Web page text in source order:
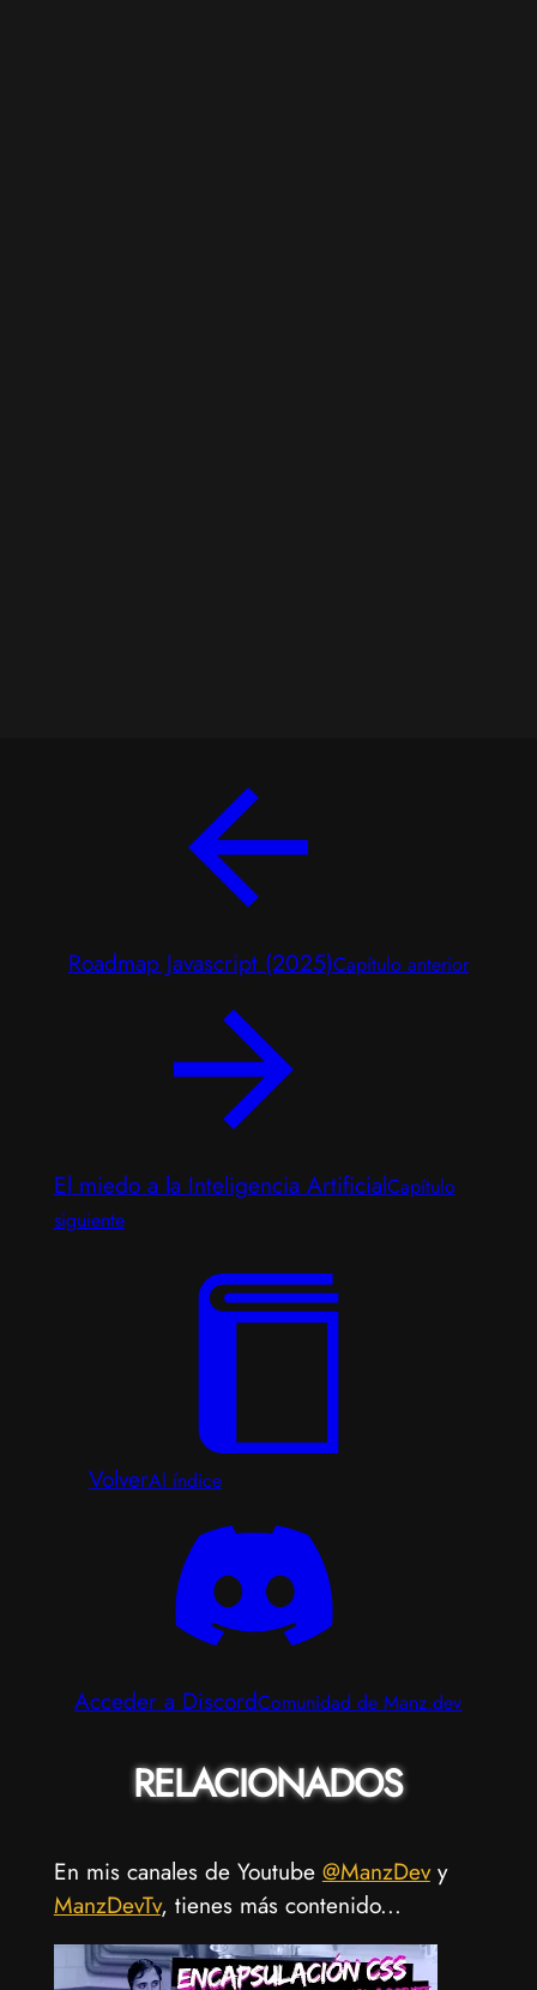
Roadmap Javascript (2025)Capítulo anterior
El miedo a la Inteligencia ArtificialCapítulo
siguiente
VolverAl índice
Acceder a DiscordComunidad de Manz.dev
RELACIONADOS
En mis canales de Youtube @ManzDevy
ManzDevTv, tienes más contenido...